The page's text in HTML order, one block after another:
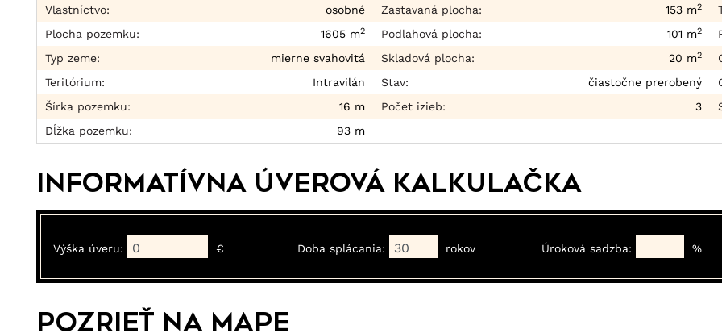
Vlastníctvo:
osobné
Plocha pozemku:
1605 m2
Typ zeme:
mierne svahovitá
Teritórium:
Intravilán
Šírka pozemku:
16 m
Dĺžka pozemku:
93 m
Zastavaná plocha: 153 m2
Podlahová plocha: 101 m2
Skladová plocha: 20 m2
Stav:
čiastočne prerobený
Počet izieb:
3
Informatívna úverová kalkulačka
Výška úveru: € Doba splácania: rokov Úroková sadzba: %
Pozrieť na mape